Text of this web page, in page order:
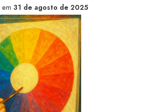
31 de agosto de 2025